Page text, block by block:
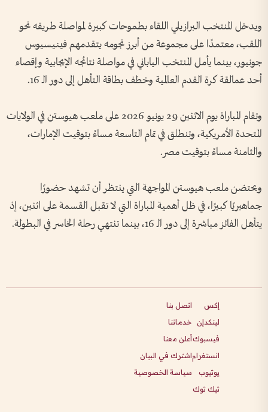
ويدخل المنتخب البرازيلي اللقاء بطموحات كبيرة لمواصلة طريقه نحو
اللقب، معتمدًا على مجموعة من أبرز نجومه يتقدمهم فينيسيوس
جونيور، بينما يأمل المنتخب الياباني في مواصلة نتائجه الإيجابية وإقصاء
أحد عمالقة كرة القدم العالمية وخطف بطاقة التأهل إلى دور الـ 16.
وتقام المباراة يوم الاثنين 29 يونيو 2026 على ملعب هيوستن في الولايات
المتحدة الأمريكية، وتنطلق في تمام التاسعة مساءً بتوقيت الإمارات،
والثامنة مساءً بتوقيت مصر.
ويحتضن ملعب هيوستن المواجهة التي ينتظر أن تشهد حضورًا
جماهيريًا كبيرًا، في ظل أهمية المباراة التي لا تقبل القسمة على اثنين، إذ
يتأهل الفائز مباشرة إلى دور الـ 16، بينما تنتهي رحلة الخاسر في البطولة.
إكس
لينكدإن
فيسبوك
انستغرام
يوتيوب
تيك توك
اتصل بنا
خدماتنا
أعلن معنا
اشترك في البيان
سياسة الخصوصية